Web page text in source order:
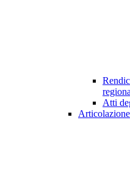
Atti